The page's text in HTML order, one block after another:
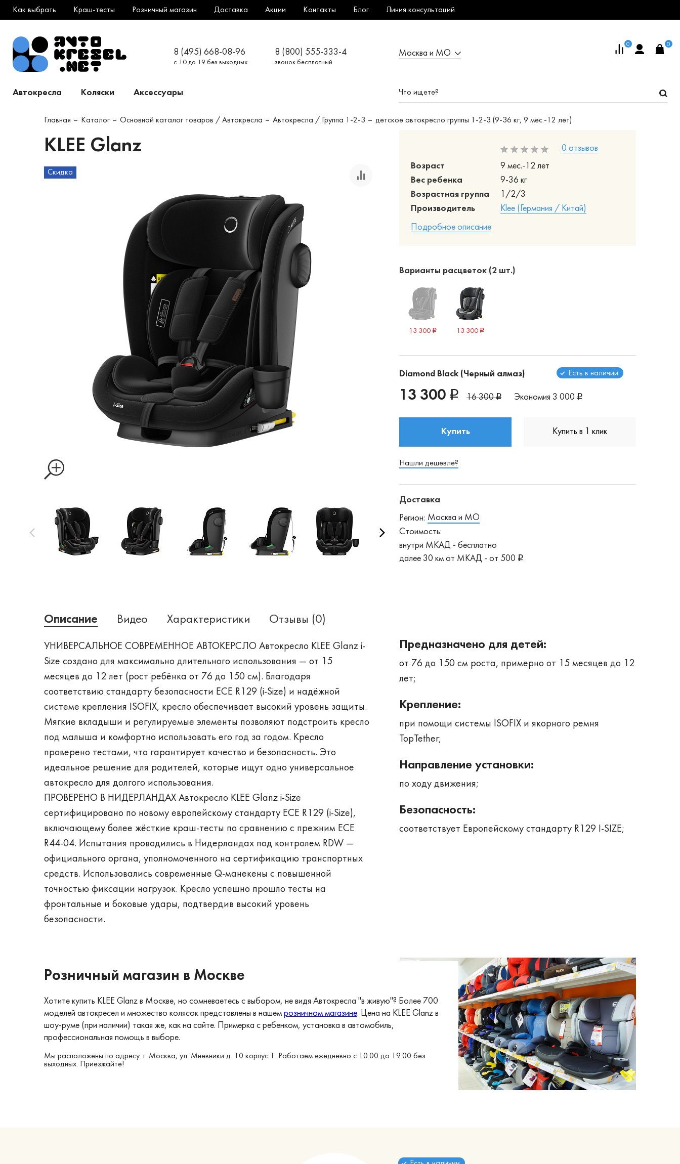
Как выбрать Краш-тесты Розничный магазин Доставка Акции Контакты Блог Линия консультаций
8 (495) 668-08-96
с 10 до 19 без выходных
8 (800) 555-333-4
звонок бесплатный
Москва и МО
0 0
Автокресла Коляски Аксессуары
Главная Каталог Основной каталог товаров / Автокресла Автокресла / Группа 1-2-3 детское автокресло группы 1-2-3 (9-36 кг, 9 мес.-12 лет)
KLEE Glanz
Скидка
0 отзывов
Возраст
9 мес.-12 лет
Вес ребенка
9-36 кг
Возрастная группа
1/2/3
Производитель
Klee (Германия / Китай)
Подробное описание
Варианты расцветок (2 шт.)
13 300 13 300
Diamond Black (Черный алмаз) Есть в наличии
13 300 16 300 Экономия 3 000
Купить Купить в 1 клик
Нашли дешевле?
Доставка
Регион: Москва и МО
Стоимость:
внутри МКАД - бесплатно
далее 30 км от МКАД - от 500
Описание Видео Характеристики Отзывы (0)
УНИВЕРСАЛЬНОЕ СОВРЕМЕННОЕ АВТОКЕРСЛО Автокресло KLEE Glanz i-
Size создано для максимально длительного использования — от 15
месяцев до 12 лет (рост ребёнка от 76 до 150 см). Благодаря
соответствию стандарту безопасности ECE R129 (i-Size) и надёжной
системе крепления ISOFIX, кресло обеспечивает высокий уровень защиты.
Мягкие вкладыши и регулируемые элементы позволяют подстроить кресло
под малыша и комфортно использовать его год за годом. Кресло
проверено тестами, что гарантирует качество и безопасность. Это
идеальное решение для родителей, которые ищут одно универсальное
автокресло для долгого использования.
ПРОВЕРЕНО В НИДЕРЛАНДАХ Автокресло KLEE Glanz i-Size
сертифицировано по новому европейскому стандарту ECE R129 (i-Size),
включающему более жёсткие краш-тесты по сравнению с прежним ECE
R44-04. Испытания проводились в Нидерландах под контролем RDW —
официального органа, уполномоченного на сертификацию транспортных
средств. Использовались современные Q-манекены с повышенной
точностью фиксации нагрузок. Кресло успешно прошло тесты на
фронтальные и боковые удары, подтвердив высокий уровень
безопасности.
Предназначено для детей:
от 76 до 150 см роста, примерно от 15 месяцев до 12
лет;
Крепление:
при помощи системы ISOFIX и якорного ремня
TopTether;
Направление установки:
по ходу движения;
Безопасность:
соответствует Европейскому стандарту R129 I-SIZE;
Розничный магазин в Москве
Хотите купить KLEE Glanz в Москве, но сомневаетесь с выбором, не видя Автокресла "в живую"? Более 700
моделей автокресел и множество колясок представлены в нашем розничном магазине. Цена на KLEE Glanz в
шоу-руме (при наличии) такая же, как на сайте. Примерка с ребенком, установка в автомобиль,
профессиональная помощь в выборе.
Мы расположены по адресу: г. Москва, ул. Мневники д. 10 корпус 1. Работаем ежедневно с 10:00 до 19:00 без
выходных. Приезжайте!